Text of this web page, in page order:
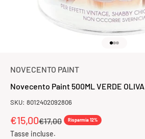
NOVECENTO PAINT
Novecento Paint 500ML VERDE OLIVA
SKU: 8012402092806
Prezzo scontato
€15,00Prezzo
€17,00 Risparmia 12%
Tasse incluse.